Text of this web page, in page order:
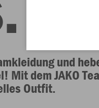
und
Mit dem JAKO
Outfit.